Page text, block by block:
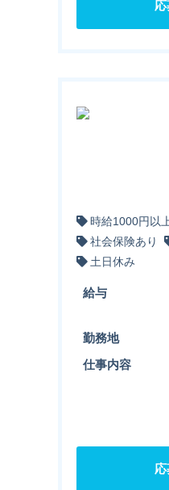
時給1000円以
社会保険あり
土日休み
給与
勤務地
仕事内容